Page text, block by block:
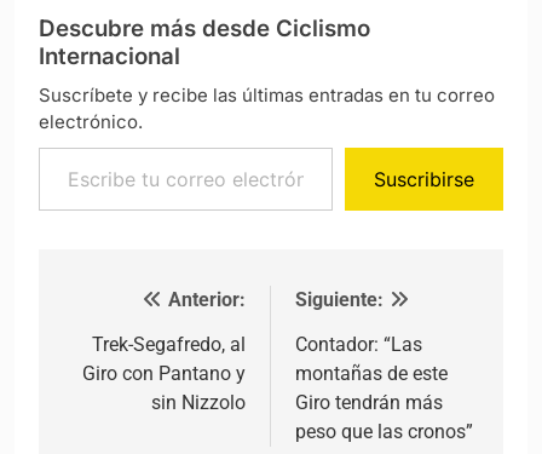
Descubre más desde Ciclismo
Internacional
Suscríbete y recibe las últimas entradas en tu correo
electrónico.
Escribe tu correo electrónico…
Suscribirse
Navegación de entradas
Anterior:
Trek-Segafredo, al
Giro con Pantano y
sin Nizzolo
Siguiente:
Contador: “Las
montañas de este
Giro tendrán más
peso que las cronos”